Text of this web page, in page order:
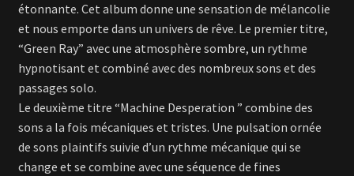
étonnante. Cet album donne une sensation de mélancolie
et nous emporte dans un univers de rêve. Le premier titre,
“Green Ray” avec une atmosphère sombre, un rythme
hypnotisant et combiné avec des nombreux sons et des
passages solo.
Le deuxième titre “Machine Desperation ” combine des
sons a la fois mécaniques et tristes. Une pulsation ornée
de sons plaintifs suivie d’un rythme mécanique qui se
change et se combine avec une séquence de fines